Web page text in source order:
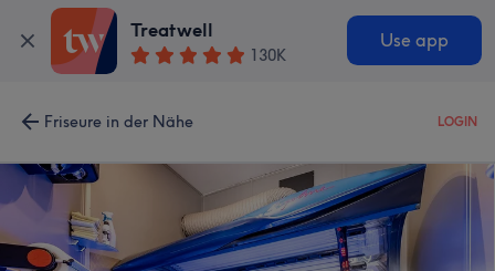
Treatwell
130K
Use app
Friseure in der Nähe LOGIN